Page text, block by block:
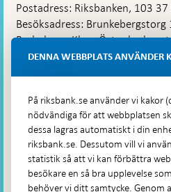
Postadress: Riksbanken, 103
Besöksadress:
Budadress: Klara Östra
Lastplats 6
Hitta direkt
Frågor och svar-
Öppnas
i
Till Riksbankens webbarkiv-
DENNA WEBBPLATS ANVÄNDER
På riksbank.se använder vi kakor
nödvändiga för att webbplatsen
dessa lagras automatiskt i din
riksbank.se. Dessutom vill vi
statistik så att vi kan förbättra
besökare en så bra upplevelse
behöver vi ditt samtycke. Genom